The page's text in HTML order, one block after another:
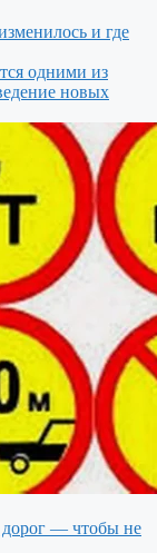
и где
одними из
новых
дорог — чтобы не